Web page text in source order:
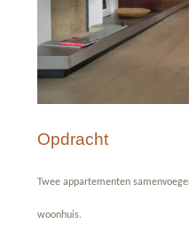
Opdracht
Twee appartementen
woonhuis.